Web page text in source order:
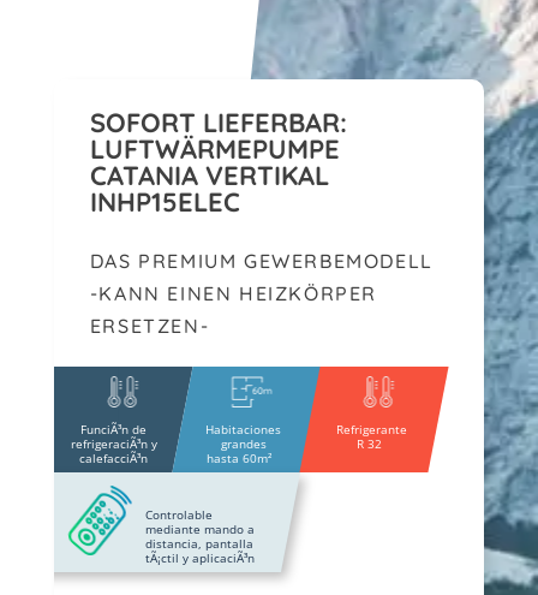
SOFORT LIEFERBAR:
LUFTWÄRMEPUMPE
CATANIA VERTIKAL
INHP15ELEC
DAS PREMIUM GEWERBEMODELL
-KANN EINEN HEIZKÖRPER
ERSETZEN-
FunciÃ³n de
refrigeraciÃ³n y
calefacciÃ³n
Habitaciones
grandes
hasta 60m²
Refrigerante
R 32
Controlable
mediante mando a
distancia, pantalla
tÃ¡ctil y aplicaciÃ³n